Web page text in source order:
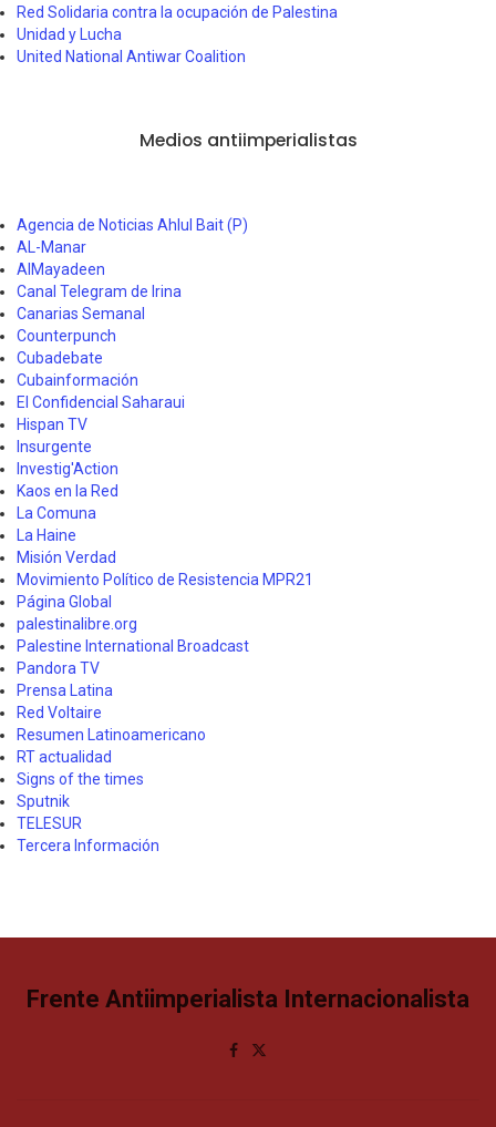
Red Solidaria contra la ocupación de Palestina
Unidad y Lucha
United National Antiwar Coalition
Medios antiimperialistas
Agencia de Noticias Ahlul Bait (P)
AL-Manar
AlMayadeen
Canal Telegram de Irina
Canarias Semanal
Counterpunch
Cubadebate
Cubainformación
El Confidencial Saharaui
Hispan TV
Insurgente
Investig'Action
Kaos en la Red
La Comuna
La Haine
Misión Verdad
Movimiento Político de Resistencia MPR21
Página Global
palestinalibre.org
Palestine International Broadcast
Pandora TV
Prensa Latina
Red Voltaire
Resumen Latinoamericano
RT actualidad
Signs of the times
Sputnik
TELESUR
Tercera Información
Frente Antiimperialista Internacionalista